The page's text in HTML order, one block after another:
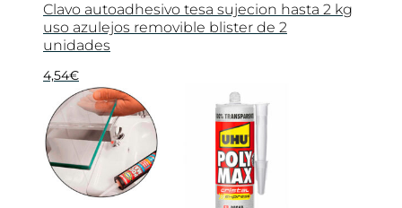
Clavo autoadhesivo tesa sujecion hasta 2 kg
uso azulejos removible blister de 2
unidades
4,54€